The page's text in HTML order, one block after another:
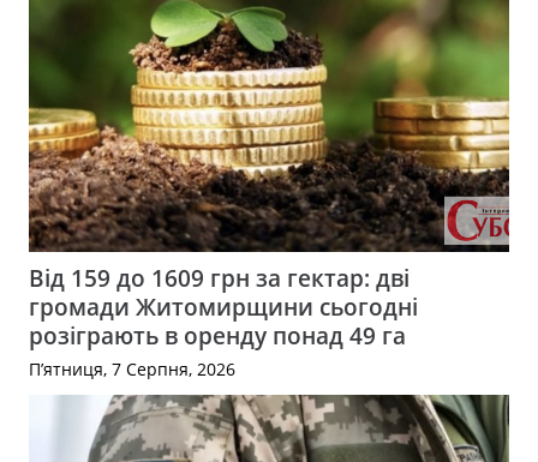
Від 159 до 1609 грн за гектар: дві
громади Житомирщини сьогодні
розіграють в оренду понад 49 га
П’ятниця, 7 Серпня, 2026